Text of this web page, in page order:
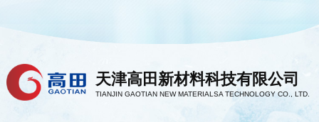
天津高田新材料科技有限公司
TIANJIN GAOTIAN NEW MATERIALSA TECHNOLOGY CO., LTD.